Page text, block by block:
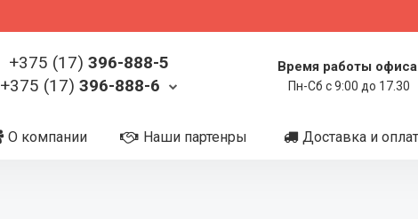
+375 (17) 396-888-5
+375 (17) 396-888-6
Время работы
Пн-Сб с 9:00 до 17.30
О компании Наши партенры Доставка и